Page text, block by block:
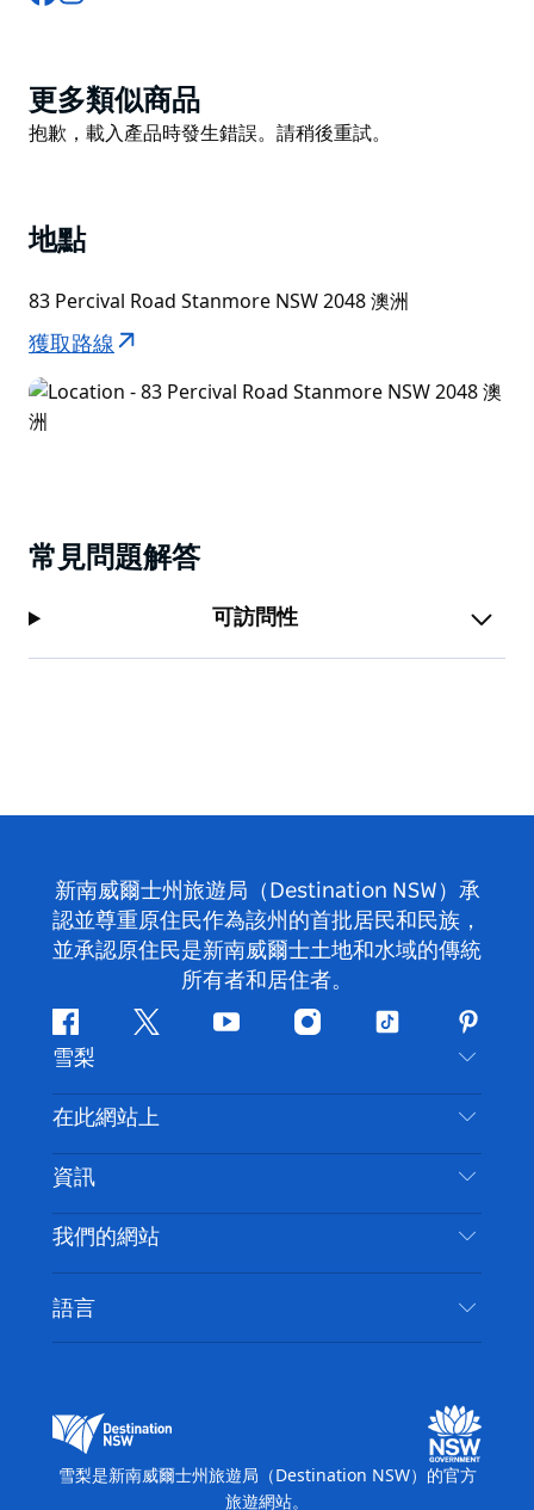
Product
List
更多類似商品
Product
抱歉，載入產品時發生錯誤。請稍後重試。
地點
83 Percival Road Stanmore NSW 2048 澳洲
獲取路線
常見問題解答
可訪問性
新南威爾士州旅遊局（Destination NSW）承
認並尊重原住民作為該州的首批居民和民族，
並承認原住民是新南威爾士土地和水域的傳統
所有者和居住者。
Facebook嘰
喳
喳
Youtube Instagram
抖
雪梨
聯絡我們
免責聲明
隱私
Cookie 通知
在此網站上
目的地
要做的事情
新南威爾士州公路旅行
活動
住宿
資訊
旅行資訊
無障礙雪梨
列出您的業務
我們的網站
新南威爾士州旅遊局（Destination NSW）媒體中
心
語言
雪梨是新南威爾士州旅遊局（Destination NSW）的官方
旅遊網站。